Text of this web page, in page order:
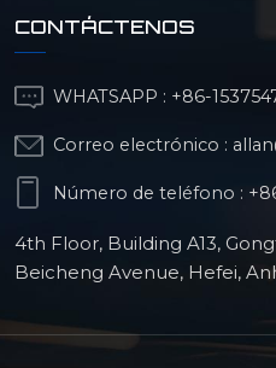
CONTÁCTENOS
WHATSAPP : +86-
Correo electrónico :
Número de teléfono :
4th Floor, Building A13,
Beicheng Avenue, Hefei,